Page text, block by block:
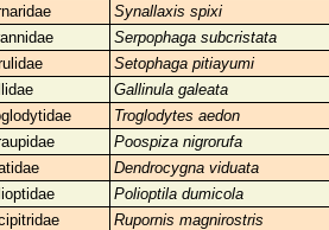
Synallaxis spixi
Serpophaga subcristata
Setophaga pitiayumi
Gallinula galeata
Troglodytes aedon
Poospiza nigrorufa
Dendrocygna viduata
Polioptila dumicola
Rupornis magnirostris